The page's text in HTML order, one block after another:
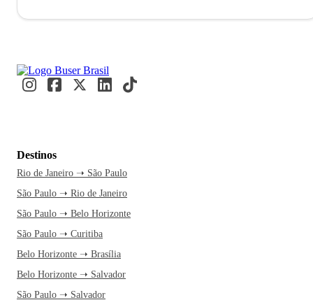
desenvolvido do Brasil, além de também ter conquistado o
título de 1º lugar do Brasil em Governança Municipal. A
grão.
interior de São Paulo com o famoso Bloco Oba,
Votuporanga é especialmente movimentada pelos foliões.
Porém, fora do carnaval, a cidade também tem passeios
muito interessantes. Você pode conhecer um pouco mais da
Coruípe Costa e o Parque da Cultura.
planejando visitar a cidade, não pode deixar de inserir no
seu roteiro de viagem uma visita ao Parque da Cultura
Destinos
Rio de Janeiro ➝ São Paulo
São Paulo ➝ Rio de Janeiro
São Paulo ➝ Belo Horizonte
São Paulo ➝ Curitiba
Belo Horizonte ➝ Brasília
Belo Horizonte ➝ Salvador
São Paulo ➝ Salvador